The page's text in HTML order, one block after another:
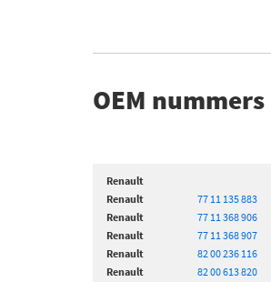
OEM nummers
Renault
Renault
77 11 135 883
Renault
77 11 368 906
Renault
77 11 368 907
Renault
82 00 236 116
Renault
82 00 613 820